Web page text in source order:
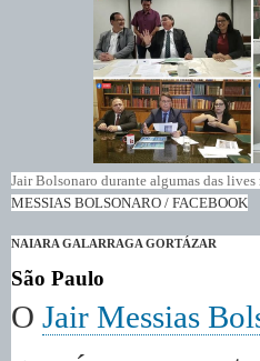
Jair Bolsonaro durante algumas das lives
MESSIAS BOLSONARO / FACEBOOK
NAIARA GALARRAGA GORTÁZAR
São Paulo
O Jair Messias